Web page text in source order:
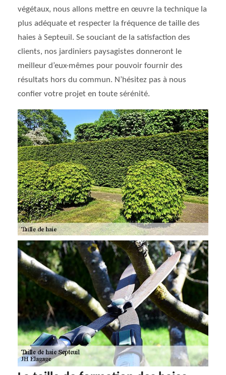
végétaux, nous allons mettre en œuvre la technique la
plus adéquate et respecter la fréquence de taille des
haies à Septeuil. Se souciant de la satisfaction des
clients, nos jardiniers paysagistes donneront le
meilleur d’eux-mêmes pour pouvoir fournir des
résultats hors du commun. N’hésitez pas à nous
confier votre projet en toute sérénité.